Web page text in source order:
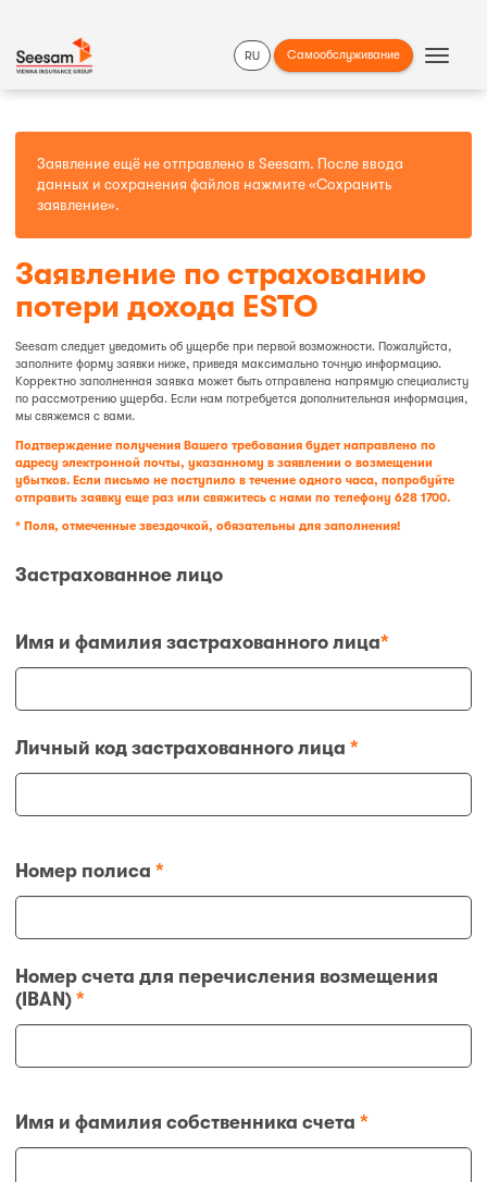
RU Самообслуживание
Show
Заявление ещё не отправлено в Seesam. После ввода
данных и сохранения файлов нажмите«Сохранить
заявление».
Заявление по страхованию
потери дохода ESTO
Seesam следует уведомить об ущербе при первой возможности. Пожалуйста,
заполните форму заявки ниже, приведя максимально точную информацию.
Корректно заполненная заявка может быть отправлена напрямую специалисту
по рассмотрению ущерба. Если нам потребуется дополнительная информация,
мы свяжемся с вами.
Подтверждение получения Вашего требования будет направлено по
адресу электронной почты, указанному в заявлении о возмещении
убытков. Если письмо не поступило в течение одного часа, попробуйте
отправить заявку еще раз или свяжитесь с нами по телефону 628 1700.
* Поля, отмеченные звездочкой, обязательны для заполнения!
Застрахованное лицо
Имя и фамилия застрахованного лица*
Личный код застрахованного лица *
Номер полиса *
Номер счета для перечисления возмещения
(IBAN) *
Имя и фамилия собственника счета *